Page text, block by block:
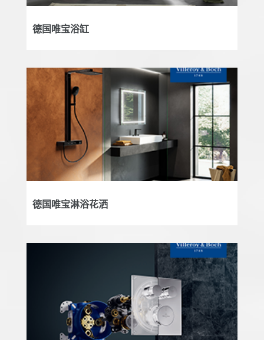
德国唯宝浴缸
德国唯宝淋浴花洒